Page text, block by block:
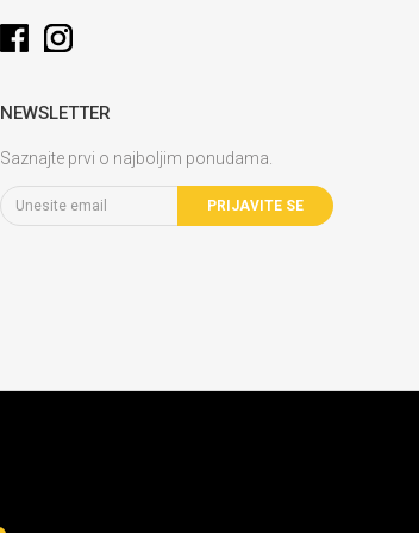
NEWSLETTER
Saznajte prvi o najboljim ponudama.
PRIJAVITE SE